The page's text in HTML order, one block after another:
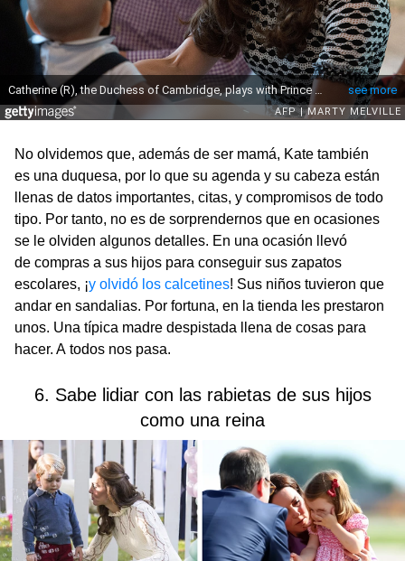
No olvidemos que, además de ser mamá, Kate también
es una duquesa, por lo que su agenda y su cabeza están
llenas de datos importantes, citas, y compromisos de todo
tipo. Por tanto, no es de sorprendernos que en ocasiones
se le olviden algunos detalles. En una ocasión llevó
de compras a sus hijos para conseguir sus zapatos
escolares, ¡y olvidó los calcetines! Sus niños tuvieron que
andar en sandalias. Por fortuna, en la tienda les prestaron
unos. Una típica madre despistada llena de cosas para
hacer. A todos nos pasa.
6. Sabe lidiar con las rabietas de sus hijos
como una reina